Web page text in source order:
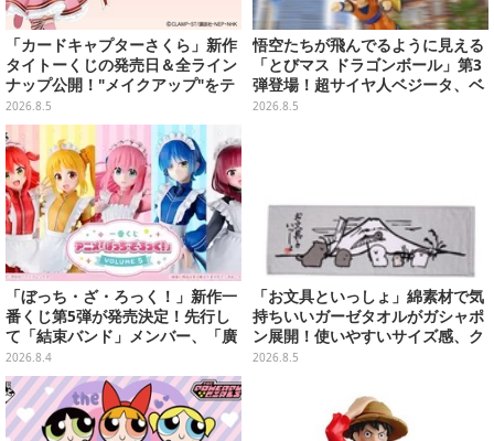
「カードキャプターさくら」新作
タイトーくじの発売日＆全ライン
ナップ公開！"メイクアップ"をテ
ーマに、日常でも使いたくなるア
イテムがズラリ
2026.8.5
悟空たちが飛んでるように見える
「とびマス ドラゴンボール」第3
弾登場！超サイヤ人ベジータ、ベ
ジットなど全6種
2026.8.5
「ぼっち・ざ・ろっく！」新作一
番くじ第5弾が発売決定！先行し
て「結束バンド」メンバー、「廣
井きくり」のメイド衣装フィギュ
アを公開
2026.8.4
「お文具といっしょ」綿素材で気
持ちいいガーゼタオルがガシャポ
ン展開！使いやすいサイズ感、ク
ールな和柄や可愛らしいお寿司な
2026.8.5